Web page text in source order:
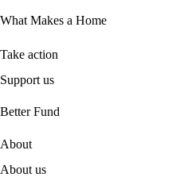
What Makes a Home
Take action
Support us
Better Fund
About
About us